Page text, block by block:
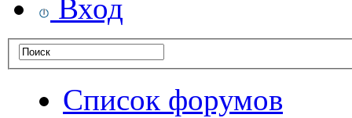
Вход
Список форумов